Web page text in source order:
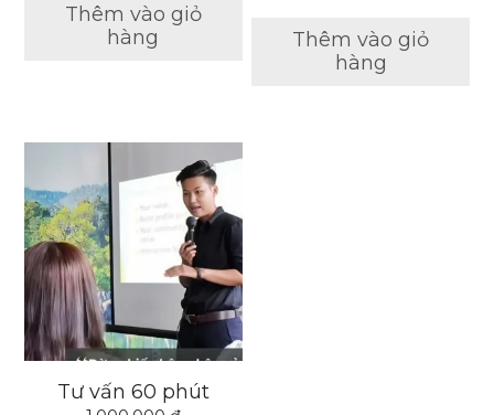
Thêm vào giỏ
hàng
Thêm vào giỏ
hàng
Tư vấn 60 phút